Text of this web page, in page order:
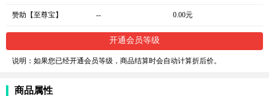
赞助【至尊宝】 -- 0.00元
开通会员等级
说明：如果您已经开通会员等级，商品结算时会自动计算折后价。
商品属性